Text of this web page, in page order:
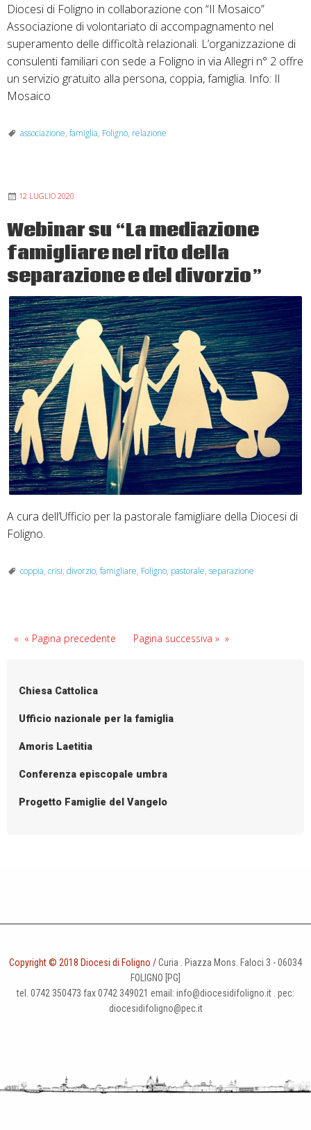
Diocesi di Foligno in collaborazione con “Il Mosaico”
Associazione di volontariato di accompagnamento nel
superamento delle difficoltà relazionali. L’organizzazione di
consulenti familiari con sede a Foligno in via Allegri n° 2 offre
un servizio gratuito alla persona, coppia, famiglia. Info: Il
Mosaico
associazione, famiglia, Foligno, relazione
12 LUGLIO 2020
Webinar su “La mediazione
famigliare nel rito della
separazione e del divorzio”
A cura dell’Ufficio per la pastorale famigliare della Diocesi di
Foligno.
coppia, crisi, divorzio, famigliare, Foligno, pastorale, separazione
« Pagina precedente Pagina successiva »
Chiesa Cattolica
Ufficio nazionale per la famiglia
Amoris Laetitia
Conferenza episcopale umbra
Progetto Famiglie del Vangelo
Copyright © 2018 Diocesi di Foligno /Curia . Piazza Mons. Faloci 3 - 06034
FOLIGNO [PG]
tel. 0742 350473 fax 0742 349021 email: info@diocesidifoligno.it . pec:
diocesidifoligno@pec.it